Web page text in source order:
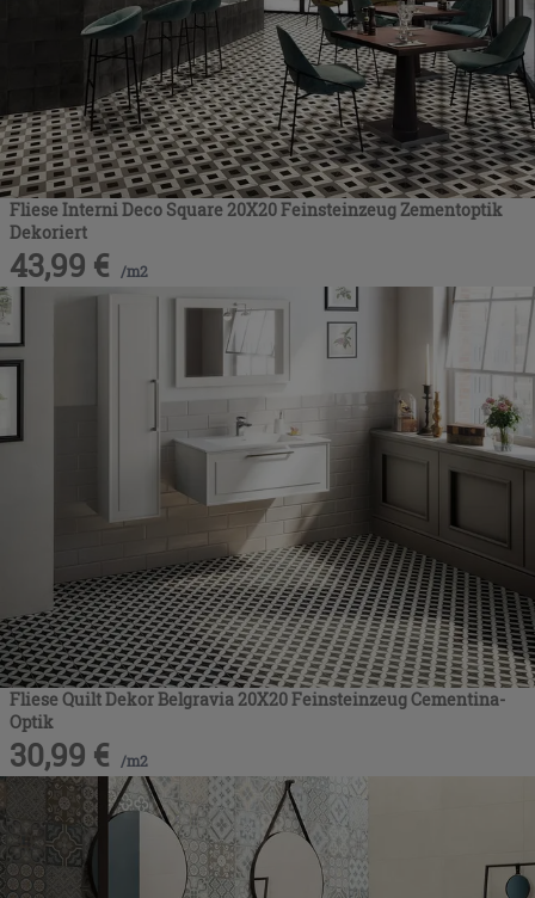
Fliese Interni Deco Square 20X20 Feinsteinzeug Zementoptik
Dekoriert
43,99 € /m2
Fliese Quilt Dekor Belgravia 20X20 Feinsteinzeug Cementina-
Optik
30,99 € /m2